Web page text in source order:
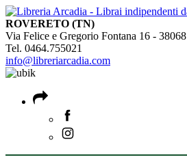
ROVERETO (TN)
Via Felice e Gregorio Fontana 16 - 38068
Tel. 0464.755021
info@libreriarcadia.com